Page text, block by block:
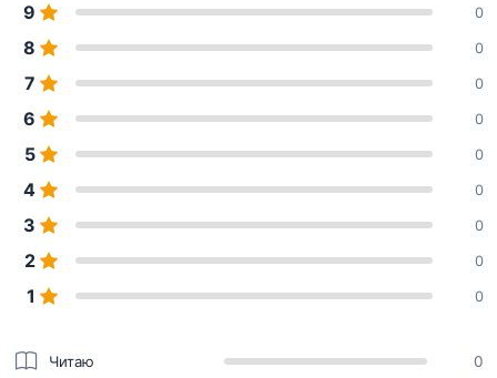
9 0
8 0
7 0
6 0
5 0
4 0
3 0
2 0
1 0
Читаю 0